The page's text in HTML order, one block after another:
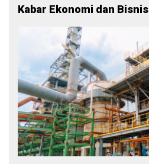
Kabar Ekonomi dan Bisnis